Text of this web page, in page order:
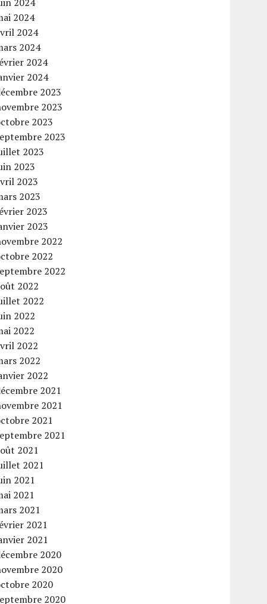
2024
2024
2024
2024
2024
2023
2023
2023
2023
2023
2023
2023
2023
2023
2023
2022
2022
2022
2022
2022
2022
2022
2022
2022
2022
2021
2021
2021
2021
2021
2021
2021
2021
2021
2021
2021
2020
2020
2020
2020